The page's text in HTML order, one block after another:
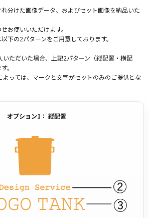
分けた画像データ、およびセット画像を納品いた
お使いいただけます。
下の2パターンをご用意しております。
ただいた場合、上記2パターン（縦配置・横配
。
っては、マークと文字がセットのみのご提供とな
オプション1： 縦配置